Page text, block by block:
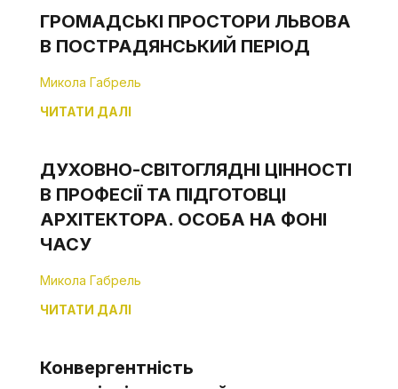
ГРОМАДСЬКІ ПРОСТОРИ ЛЬВОВА
В ПОСТРАДЯНСЬКИЙ ПЕРІОД
Микола Габрель
ЧИТАТИ ДАЛІ
ДУХОВНО-СВІТОГЛЯДНІ ЦІННОСТІ
В ПРОФЕСІЇ ТА ПІДГОТОВЦІ
АРХІТЕКТОРА. ОСОБА НА ФОНІ
ЧАСУ
Микола Габрель
ЧИТАТИ ДАЛІ
Конвергентність